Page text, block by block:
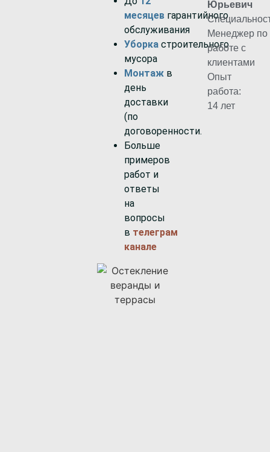
месяцев гарантийного
обслуживания
Уборка строительного
мусора
Монтаж в
день
доставки
(по
договоренности.
Больше
примеров
работ и
ответы
на
вопросы
в телеграм
канале
Юрьевич
Менеджер по
работе с
клиентами
Опыт
работа:
14 лет